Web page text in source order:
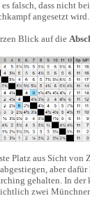
falsch, dass nicht
angesetzt wird.
Blick auf die
Platz aus Sicht von
aber dafür
gehalten. In der
zwei